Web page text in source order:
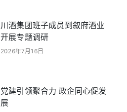
川酒集团班子成员到叙府酒业
开展专题调研
2026年7月16日
党建引领聚合力 政企同心促发
展